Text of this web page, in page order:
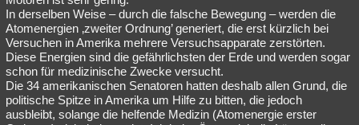
In derselben Weise – durch die falsche Bewegung – werden die
Atomenergien ‚zweiter Ordnung’ generiert, die erst kürzlich bei
Versuchen in Amerika mehrere Versuchsapparate zerstörten.
Diese Energien sind die gefährlichsten der Erde und werden sogar
schon für medizinische Zwecke versucht.
Die 34 amerikanischen Senatoren hatten deshalb allen Grund, die
politische Spitze in Amerika um Hilfe zu bitten, die jedoch
ausbleibt, solange die helfende Medizin (Atomenergie erster